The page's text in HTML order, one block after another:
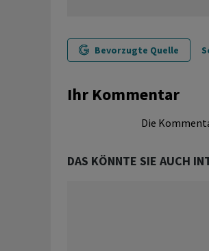
Bevorzugte Quelle
Ihr Kommentar
Die
DAS KÖNNTE SIE AUCH